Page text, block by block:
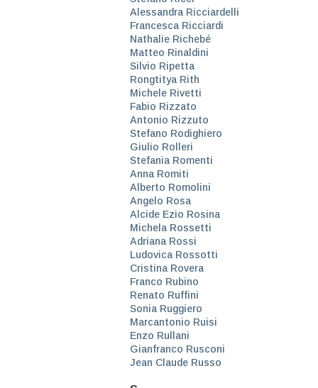
Alessandra Ricciardelli
Francesca Ricciardi
Nathalie Richebé
Matteo Rinaldini
Silvio Ripetta
Rongtitya Rith
Michele Rivetti
Fabio Rizzato
Antonio Rizzuto
Stefano Rodighiero
Giulio Rolleri
Stefania Romenti
Anna Romiti
Alberto Romolini
Angelo Rosa
Alcide Ezio Rosina
Michela Rossetti
Adriana Rossi
Ludovica Rossotti
Cristina Rovera
Franco Rubino
Renato Ruffini
Sonia Ruggiero
Marcantonio Ruisi
Enzo Rullani
Gianfranco Rusconi
Jean Claude Russo